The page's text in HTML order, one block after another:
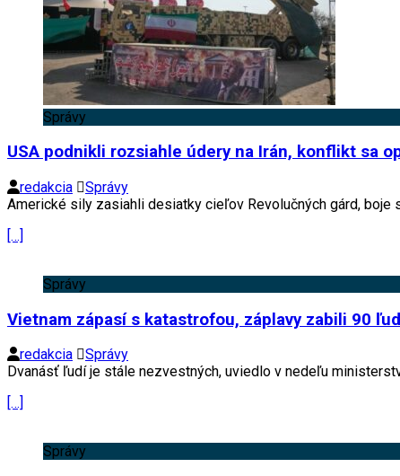
Správy
USA podnikli rozsiahle údery na Irán, konflikt sa
redakcia
Správy
Americké sily zasiahli desiatky cieľov Revolučných gárd, boje
[…]
Správy
Vietnam zápasí s katastrofou, záplavy zabili 90
redakcia
Správy
Dvanásť ľudí je stále nezvestných, uviedlo v nedeľu
[…]
Správy